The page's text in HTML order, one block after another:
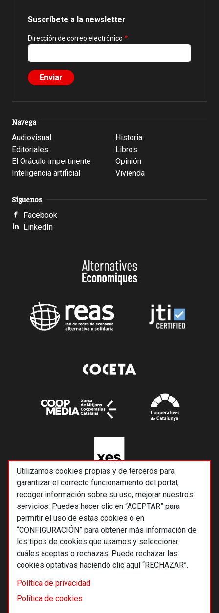
Utilizamos cookies propias y de terceros para
garantizar el correcto funcionamiento del portal,
recoger información sobre su uso, mejorar nuestros
servicios. Puedes hacer clic en “ACEPTAR” para
permitir el uso de estas cookies o en
“CONFIGURACIÓN” para obtener más información de
los tipos de cookies que usamos y seleccionar
cuáles aceptas o rechazas. Puede rechazar las
cookies optativas haciendo clic aquí “RECHAZAR”.
Política de privacidad
Política de cookies
Suscríbete a la newsletter
Dirección de correo electrónico
Navega
Audiovisual
Editoriales
El Oráculo impertinente
Inteligencia artificial
Historia
Libros
Opinión
Vivienda
Síguenos
Facebook
LinkedIn
© 2026 Alternativas económicas SCCL
Footer
Términos y condiciones de uso